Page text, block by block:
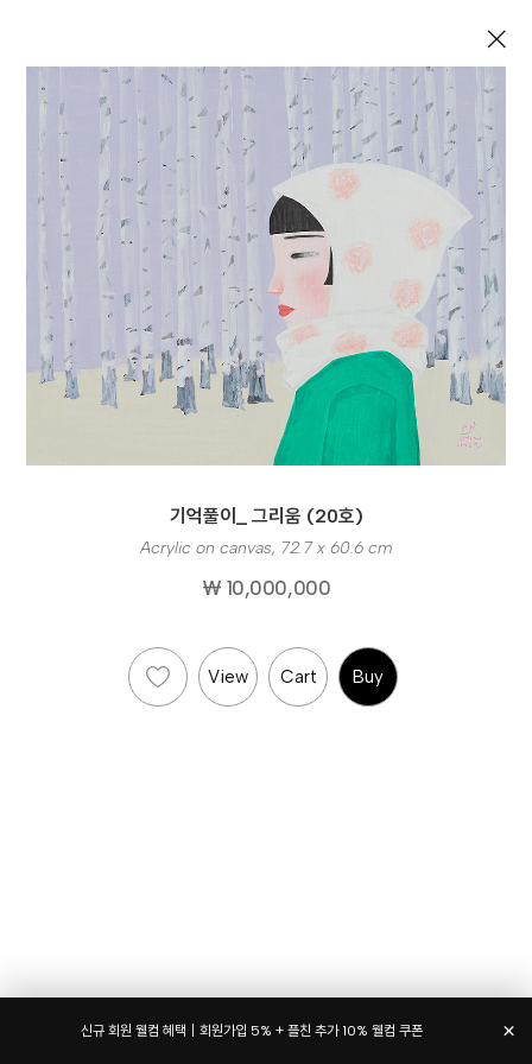
신규 회원 웰컴 혜택｜회원가입 5% + 플친 추가 10% 웰컴 쿠폰 ×
×
기억풀이_ 그리움 (20호)
Acrylic on canvas, 72.7 x 60.6 cm
₩ 10,000,000
View Cart Buy